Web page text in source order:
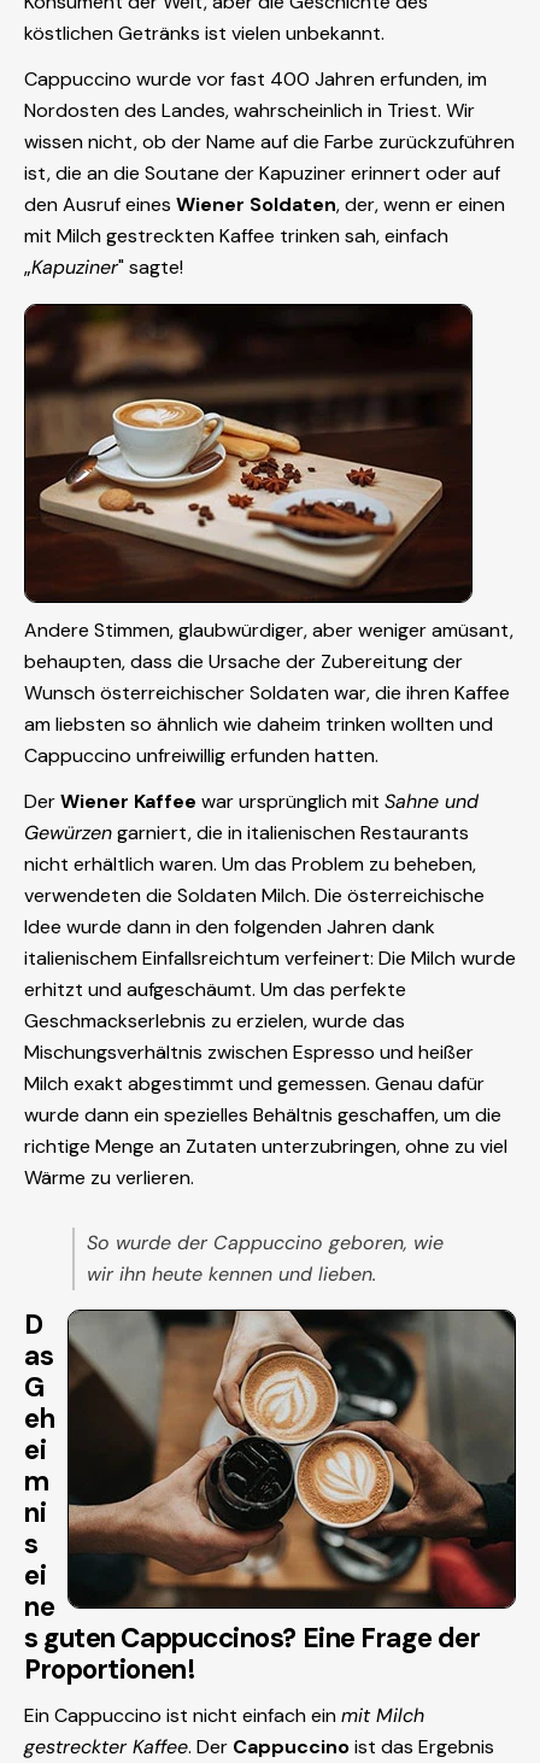
köstlichen Getränks ist vielen unbekannt.
Cappuccino wurde vor fast 400 Jahren erfunden, im
Nordosten des Landes, wahrscheinlich in Triest. Wir
wissen nicht, ob der Name auf die Farbe zurückzuführen
ist, die an die Soutane der Kapuziner erinnert oder auf
den Ausruf eines Wiener Soldaten, der, wenn er einen
mit Milch gestreckten Kaffee trinken sah, einfach
„Kapuziner" sagte!
Andere Stimmen, glaubwürdiger, aber weniger amüsant,
behaupten, dass die Ursache der Zubereitung der
Wunsch österreichischer Soldaten war, die ihren Kaffee
am liebsten so ähnlich wie daheim trinken wollten und
Cappuccino unfreiwillig erfunden hatten.
DerWiener Kaffee war ursprünglich mit Sahne und
Gewürzengarniert, die in italienischen Restaurants
nicht erhältlich waren. Um das Problem zu beheben,
verwendeten die Soldaten Milch. Die österreichische
Idee wurde dann in den folgenden Jahren dank
italienischem Einfallsreichtum verfeinert: Die Milch wurde
erhitzt und aufgeschäumt. Um das perfekte
Geschmackserlebnis zu erzielen, wurde das
Mischungsverhältnis zwischen Espresso und heißer
Milch exakt abgestimmt und gemessen. Genau dafür
wurde dann ein spezielles Behältnis geschaffen, um die
richtige Menge an Zutaten unterzubringen, ohne zu viel
Wärme zu verlieren.
So wurde der Cappuccino geboren, wie
wir ihn heute kennen und lieben.
D
as
G
eh
ei
m
ni
s
ei
ne
s guten Cappuccinos? Eine Frage der
Proportionen!
Ein Cappuccino ist nicht einfach einmit Milch
gestreckter Kaffee. Der Cappuccinoist das Ergebnis